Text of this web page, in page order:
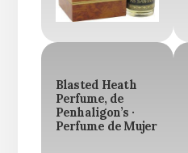
Blasted Heath
Perfume, de
Penhaligon’s ·
Perfume de Mujer